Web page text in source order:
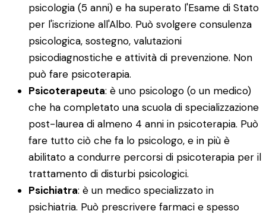
psicologia (5 anni) e ha superato l'Esame di Stato
per l'iscrizione all'Albo. Può svolgere consulenza
psicologica, sostegno, valutazioni
psicodiagnostiche e attività di prevenzione. Non
può fare psicoterapia.
Psicoterapeuta: è uno psicologo (o un medico)
che ha completato una scuola di specializzazione
post-laurea di almeno 4 anni in psicoterapia. Può
fare tutto ciò che fa lo psicologo, e in più è
abilitato a condurre percorsi di psicoterapia per il
trattamento di disturbi psicologici.
Psichiatra: è un medico specializzato in
psichiatria. Può prescrivere farmaci e spesso